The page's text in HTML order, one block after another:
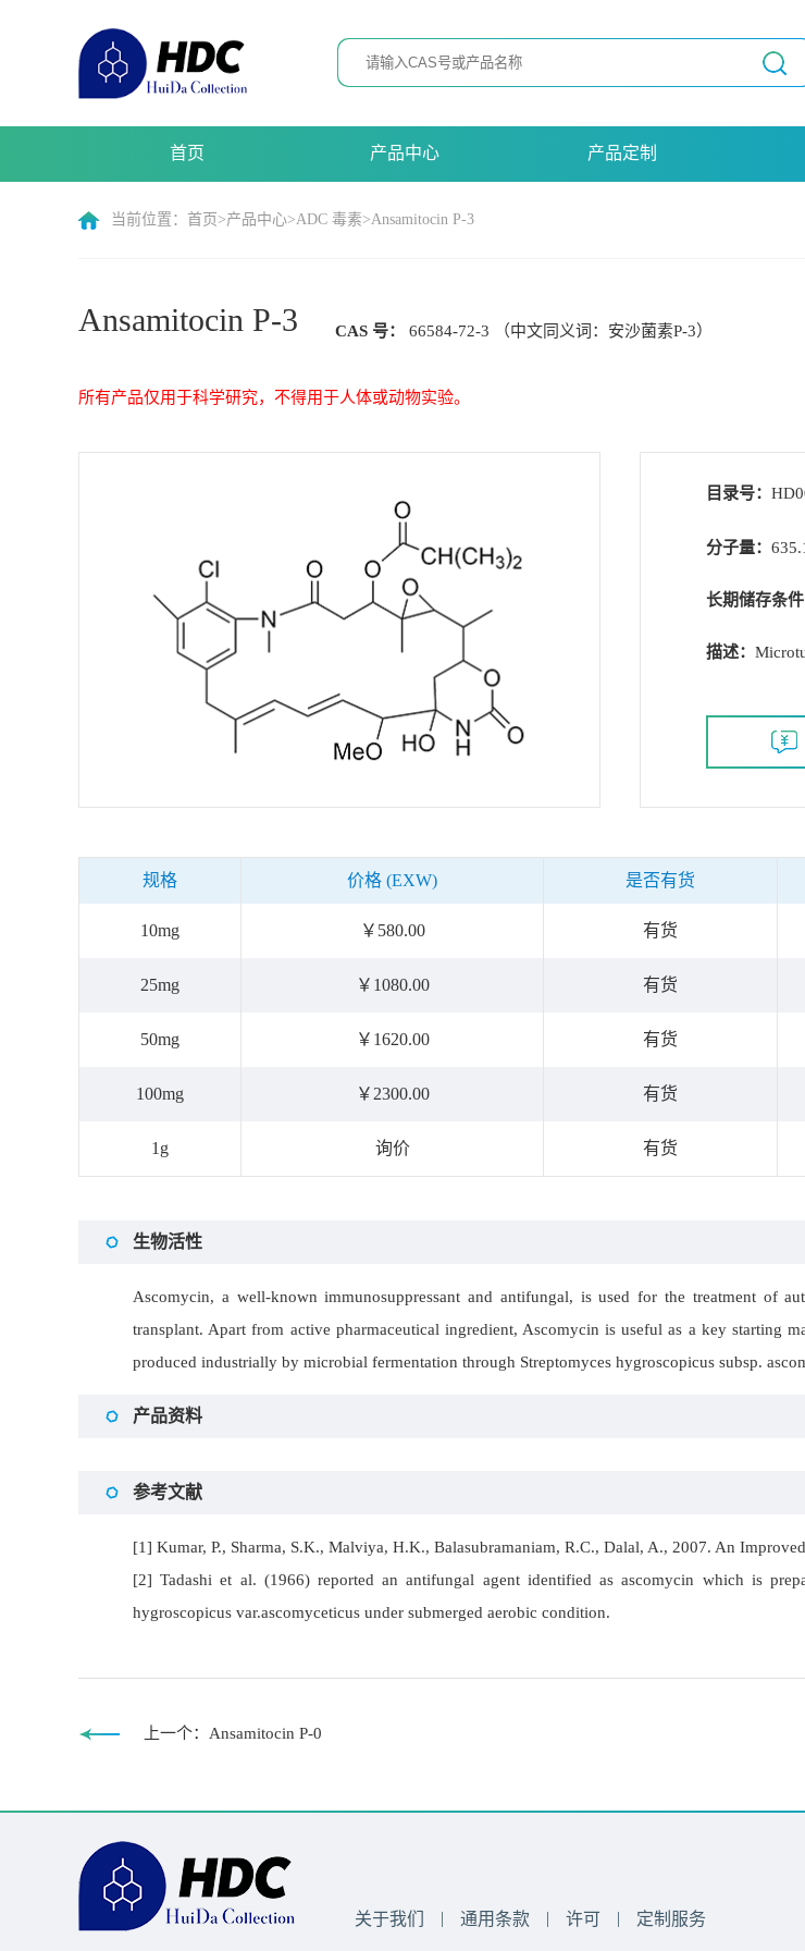
首页 产品中心 产品定制
当前位置： 首页 >产品中心>ADC 毒素>Ansamitocin P-3
Ansamitocin P-3 CAS 号： 66584-72-3 （中文同义词：安沙菌素P-3）
所有产品仅用于科学研究，不得用于人体或动物实验。
目录号：
分子量：
长期储存条件
描述：
规格 价格 (EXW) 是否有货
10mg ￥580.00 有货
25mg ￥1080.00 有货
50mg ￥1620.00 有货
100mg ￥2300.00 有货
1g 询价 有货
生物活性
Ascomycin, a well-known immunosuppressant and antifungal, is used for the treatment of
transplant. Apart from active pharmaceutical ingredient, Ascomycin is useful as a key starting
produced industrially by microbial fermentation through Streptomyces hygroscopicus subsp.
产品资料
参考文献
[1] Kumar, P., Sharma, S.K., Malviya, H.K., Balasubramaniam, R.C., Dalal, A., 2007. An
[2] Tadashi et al. (1966) reported an antifungal agent identified as ascomycin which is
hygroscopicus var.ascomyceticus under submerged aerobic condition.
上一个：Ansamitocin P-0
关于我们 | 通用条款 | 许可 | 定制服务